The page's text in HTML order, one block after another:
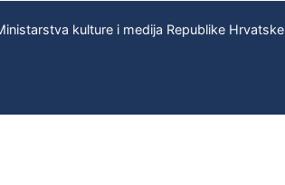
kulture i medija Republike Hrvatske